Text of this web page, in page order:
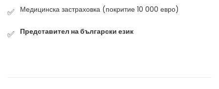
✅ Медицинска застраховка (покритие 10 000 евро)
✅ Представител на български език